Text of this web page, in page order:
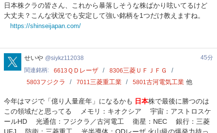
ャ
パ
ン
日本株クラの皆さん、これから暴落しそうな株ばかり呟いてるけど
大丈夫？こんな状況でも安定して強い銘柄を1つだけ教えますね。
https://shinseijapan.com/
siykz112038
せいや siykz112038
45分
関連銘柄
6613 ＱＤレーザ 8306三菱ＵＦＪＦＧ
5803フジクラ 7011三菱重工業 5801古河電気工業 他
今年はマジで「億り人量産年」になるかも 日本株で最後に勝つのは
この領域だと思ってる メモリ：キオクシア 宇宙：アストロスケ
ールHD 光通信：フジクラ／古河電工 衛星：NEC 銀行：三菱